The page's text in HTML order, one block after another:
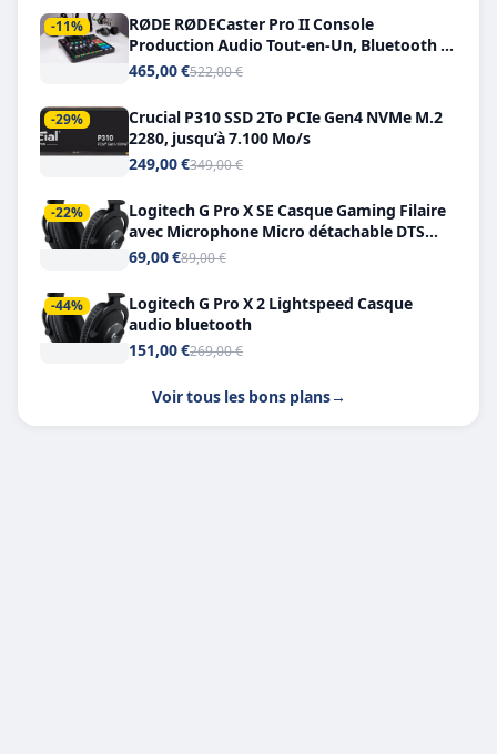
-11%
RØDE RØDECaster Pro II Console
Production Audio Tout-en-Un, Bluetooth et
Double USB-C
465,00 €522,00 €
-29%
Crucial P310 SSD 2To PCIe Gen4 NVMe M.2
2280, jusqu’à 7.100 Mo/s
249,00 €349,00 €
-22%
Logitech G Pro X SE Casque Gaming Filaire
avec Microphone Micro détachable DTS
Headphone X 7.1
69,00 €89,00 €
-44%
Logitech G Pro X 2 Lightspeed Casque
audio bluetooth
151,00 €269,00 €
Voir tous les bons plans→